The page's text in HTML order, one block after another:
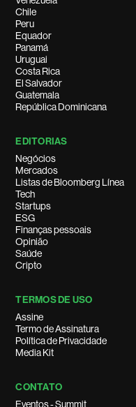
Chile
Peru
Equador
Panamá
Uruguai
Costa Rica
El Salvador
Guatemala
República Dominicana
EDITORIAS
Negócios
Mercados
Listas de Bloomberg Línea
Tech
Startups
ESG
Finanças pessoais
Opinião
Saúde
Cripto
TERMOS DE USO
Assine
Termo de Assinatura
Política de Privacidade
Media Kit
CONTATO
Eventos - Summit